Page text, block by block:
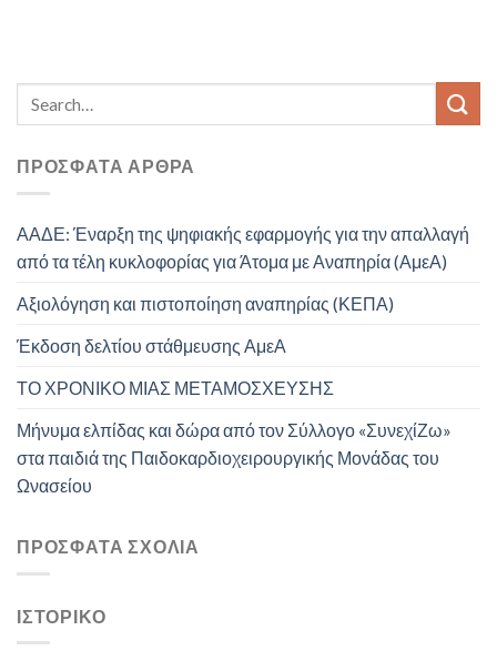
ΠΡΌΣΦΑΤΑ ΆΡΘΡΑ
ΑΑΔΕ: Έναρξη της ψηφιακής εφαρμογής για την απαλλαγή
από τα τέλη κυκλοφορίας για Άτομα με Αναπηρία (ΑμεΑ)
Αξιολόγηση και πιστοποίηση αναπηρίας (ΚΕΠΑ)
Έκδοση δελτίου στάθμευσης ΑμεΑ
ΤΟ ΧΡΟΝΙΚΟ ΜΙΑΣ ΜΕΤΑΜΟΣΧΕΥΣΗΣ
Μήνυμα ελπίδας και δώρα από τον Σύλλογο «ΣυνεχίΖω»
στα παιδιά της Παιδοκαρδιοχειρουργικής Μονάδας του
Ωνασείου
ΠΡΌΣΦΑΤΑ ΣΧΌΛΙΑ
ΙΣΤΟΡΙΚΌ